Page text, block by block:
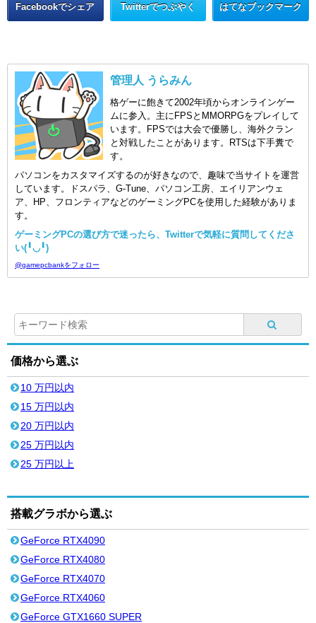
Facebookでシェア Twitterでつぶやく はてなブックマーク
管理人 うらみん
格ゲーに飽きて2002年頃からオンラインゲー
ムに参入。主にFPSとMMORPGをプレイして
います。FPSでは大会で優勝し、海外クラン
と対戦したことがあります。RTSは下手糞で
す。
パソコンをカスタマイズするのが好きなので、趣味で当サイトを運営
しています。ドスパラ、G-Tune、パソコン工房、エイリアンウェ
ア、HP、フロンティアなどのゲーミングPCを使用した経験がありま
す。
ゲーミングPCの選び方で迷ったら、Twitterで気軽に質問してくださ
い(╹◡╹)
@gamepcbankをフォロー
価格から選ぶ
10 万円以内
15 万円以内
20 万円以内
25 万円以内
25 万円以上
搭載グラボから選ぶ
GeForce RTX4090
GeForce RTX4080
GeForce RTX4070
GeForce RTX4060
GeForce GTX1660 SUPER